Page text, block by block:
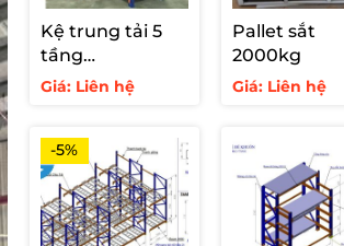
Kệ trung tải 5
tầng
300kg/tầng
Giá: Liên hệ
Pallet sắt
2000kg
Giá: Liên hệ
-5%